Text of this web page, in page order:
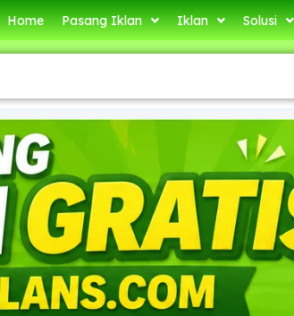
Home Pasang Iklan Iklan Solusi